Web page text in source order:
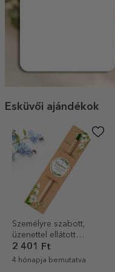
Esküvői ajándékok
Személyre szabott,
üzenettel ellátott
ültethető ceruza –
Thank you
2 401 Ft
4 hónapja bemutatva